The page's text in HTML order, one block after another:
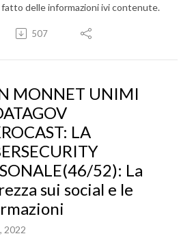
delle informazioni ivi contenute.
507
MONNET UNIMI
LA
52): La
sui social e le
2022